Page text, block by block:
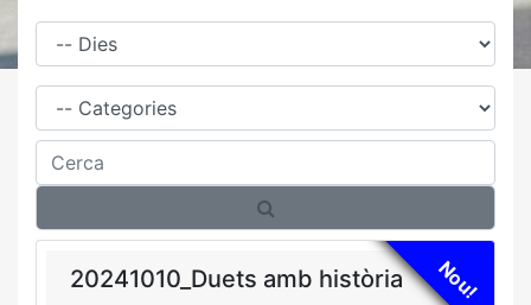
Dies
Família
Cerca
Nou!
20241010_Duets amb història